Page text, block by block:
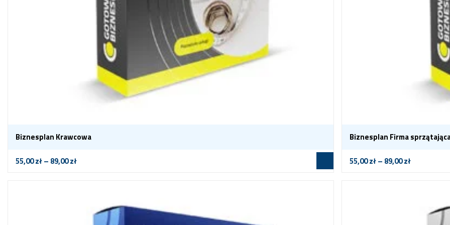
Biznesplan Krawcowa
55,00zł– 89,00zł
Biznesplan Firma
55,00zł– 89,00zł